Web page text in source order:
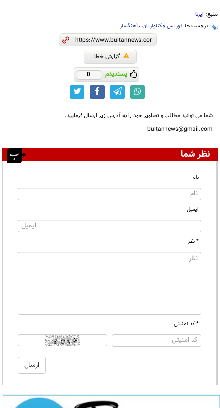
منبع: ایرنا
برچسب ها: لوریس چکناواریان ،آهنگساز
گزارش خطا
پسندیدم 0
شما می توانید مطالب و تصاویر خود را به آدرس زیر ارسال فرمایید.
bultannews@gmail.com
نظر شما
نام
ایمیل
* نظر
* کد امنیتی